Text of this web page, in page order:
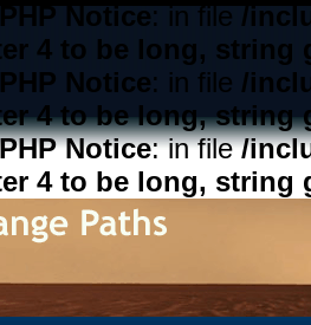
Notice: in file/
4 to be long, string
Notice: in file /
4 to be long, string
Notice: in file/
4 to be long, string